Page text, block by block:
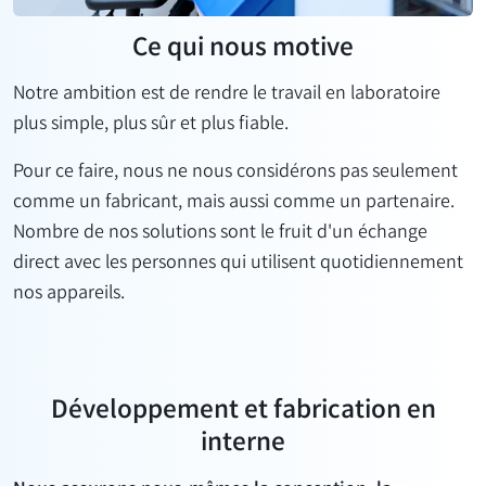
Ce qui nous motive
Notre ambition est de rendre le travail en laboratoire
plus simple, plus sûr et plus fiable.
Pour ce faire, nous ne nous considérons pas seulement
comme un fabricant, mais aussi comme un partenaire.
Nombre de nos solutions sont le fruit d'un échange
direct avec les personnes qui utilisent quotidiennement
nos appareils.
Développement et fabrication en
interne